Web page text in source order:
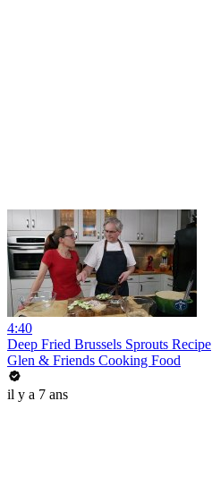
4:40
Deep Fried Brussels Sprouts Recipe
Glen & Friends Cooking Food
il y a 7 ans